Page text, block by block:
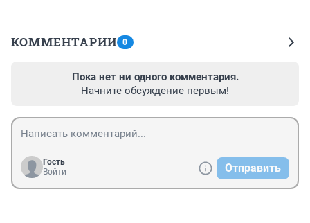
КОММЕНТАРИИ 0
Пока нет ни одного комментария.
Начните обсуждение первым!
Гость
Войти
Отправить